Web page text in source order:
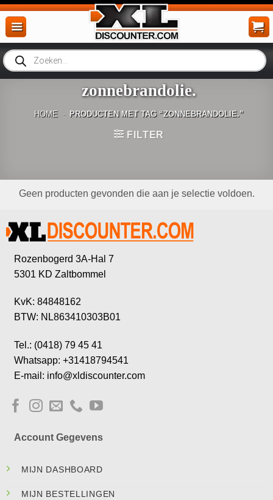
Ga
naar
inhoud
Producten
zoeken
zonnebrandolie.
HOME - PRODUCTEN MET TAG “ZONNEBRANDOLIE.”
FILTER
Geen producten gevonden die aan je selectie voldoen.
Rozenbogerd 3A-Hal 7
5301 KD Zaltbommel
KvK: 84848162
BTW: NL863410303B01
Tel.: (0418) 79 45 41
Whatsapp: +31418794541
E-mail: info@xldiscounter.com
Account Gegevens
MIJN DASHBOARD
MIJN BESTELLINGEN